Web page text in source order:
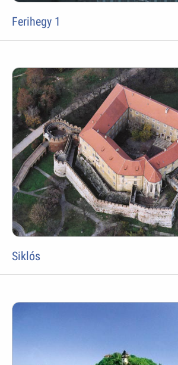
Ferihegy 1
Siklós